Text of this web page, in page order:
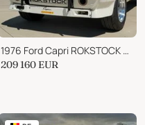
1976 Ford Capri ROKSTOCK RSR GT
209 160 EUR